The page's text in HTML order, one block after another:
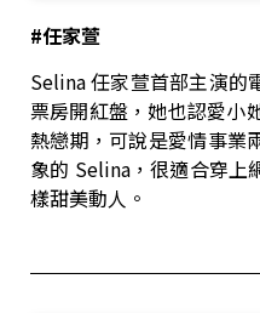
#任家萱
Selina 任家萱首部主演的
票房開紅盤，她也認愛小
熱戀期，可說是愛情事業
象的 Selina，很適合穿上
樣甜美動人。